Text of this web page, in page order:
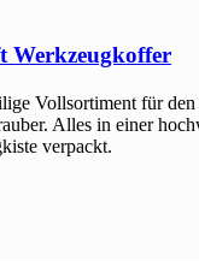
Werkzeugkoffer
Vollsortiment für
Alles in einer
verpackt.